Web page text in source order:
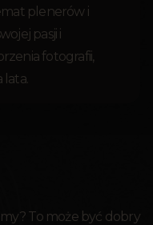
plenerów i
pasji i
fotografii,
lata.
To może być dobry